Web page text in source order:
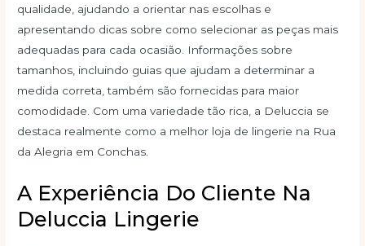
qualidade, ajudando a orientar nas escolhas e
apresentando dicas sobre como selecionar as peças mais
adequadas para cada ocasião. Informações sobre
tamanhos, incluindo guias que ajudam a determinar a
medida correta, também são fornecidas para maior
comodidade. Com uma variedade tão rica, a Deluccia se
destaca realmente como a melhor loja de lingerie na Rua
da Alegria em Conchas.
A Experiência Do Cliente Na
Deluccia Lingerie